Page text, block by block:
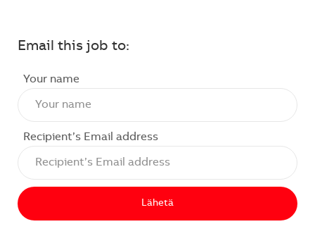
Email this job to:
Your name
Recipient’s Email address
Lähetä